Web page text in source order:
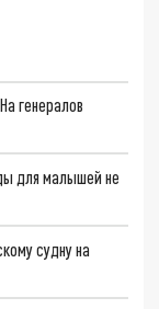
генералов
для малышей не
судну на